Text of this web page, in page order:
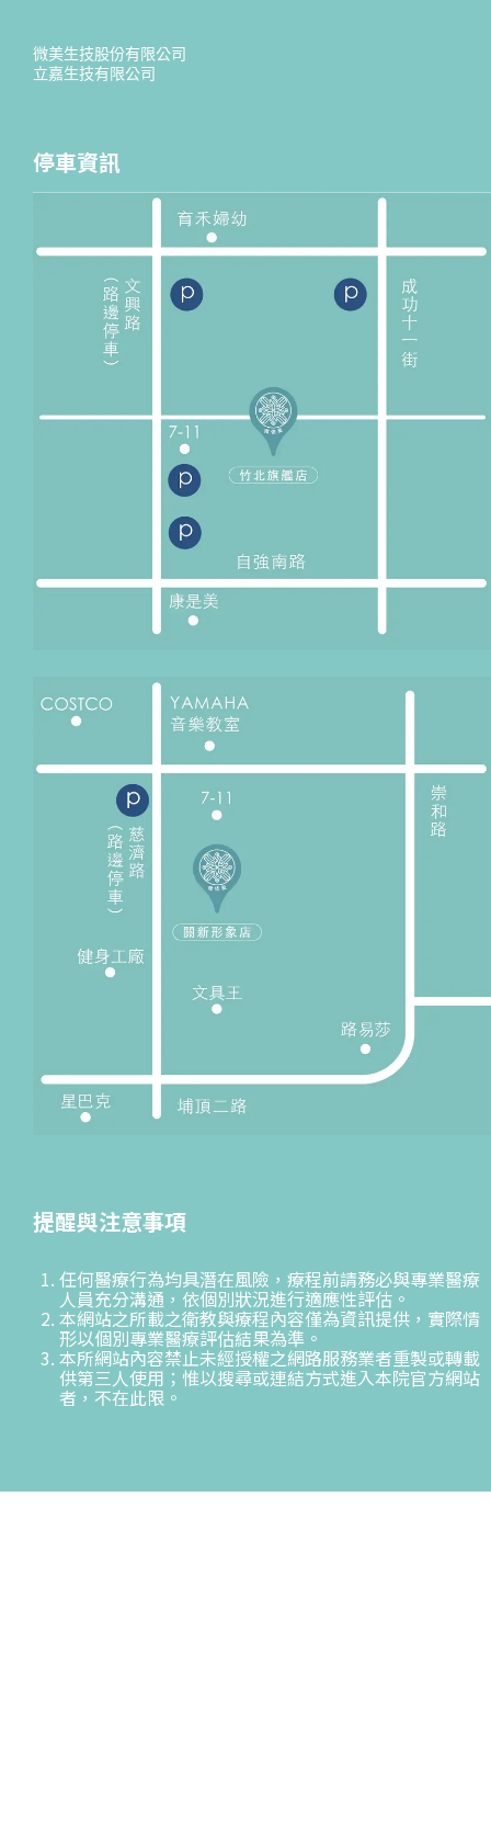
微美生技股份有限公司
立嘉生技有限公司
停車資訊
提醒與注意事項
任何醫療行為均具潛在風險，療程前請務必與專業醫療
人員充分溝通，依個別狀況進行適應性評估。
本網站之所載之衛教與療程內容僅為資訊提供，實際情
形以個別專業醫療評估結果為準。
本所網站內容禁止未經授權之網路服務業者重製或轉載
供第三人使用；惟以搜尋或連結方式進入本院官方網站
者，不在此限。